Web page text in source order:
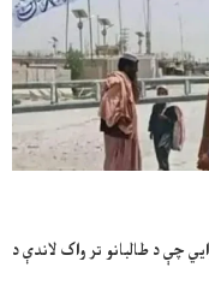
چې د طالبانو تر واک لاندې د